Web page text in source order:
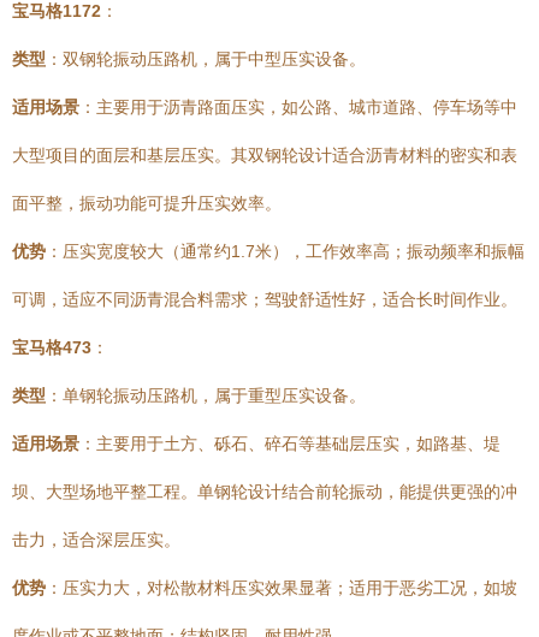
宝马格1172 ：
类型 ：双钢轮振动压路机，属于中型压实设备。
适用场景 ：主要用于沥青路面压实，如公路、城市道路、停车场等中
大型项目的面层和基层压实。其双钢轮设计适合沥青材料的密实和表
面平整，振动功能可提升压实效率。
优势 ：压实宽度较大（通常约1.7米），工作效率高；振动频率和振幅
可调，适应不同沥青混合料需求；驾驶舒适性好，适合长时间作业。
宝马格473 ：
类型 ：单钢轮振动压路机，属于重型压实设备。
适用场景 ：主要用于土方、砾石、碎石等基础层压实，如路基、堤
坝、大型场地平整工程。单钢轮设计结合前轮振动，能提供更强的冲
击力，适合深层压实。
优势 ：压实力大，对松散材料压实效果显著；适用于恶劣工况，如坡